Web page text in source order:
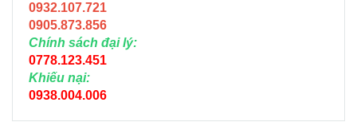
0932.107.721
0905.873.856
Chính sách đại lý:
0778.123.451
Khiếu nại:
0938.004.006